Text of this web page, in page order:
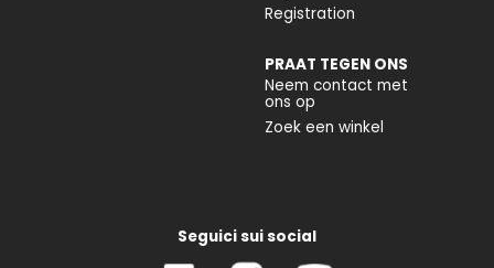
Registration
PRAAT TEGEN ONS
Neem contact met
ons op
Zoek een winkel
Seguici sui social